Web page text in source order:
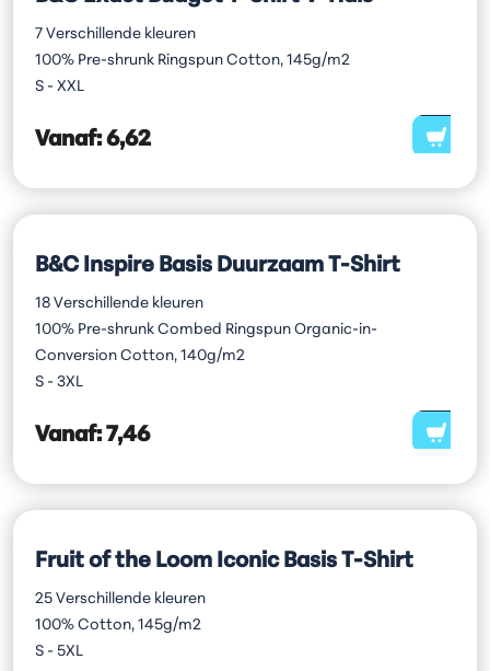
7 Verschillende kleuren
100% Pre-shrunk Ringspun Cotton, 145g/m2
S - XXL
Vanaf: 6,62
B&C Inspire Basis Duurzaam T-Shirt
18 Verschillende kleuren
100% Pre-shrunk Combed Ringspun Organic-in-
Conversion Cotton, 140g/m2
S - 3XL
Vanaf: 7,46
Fruit of the Loom Iconic Basis T-Shirt
25 Verschillende kleuren
100% Cotton, 145g/m2
S - 5XL